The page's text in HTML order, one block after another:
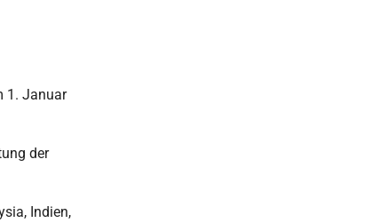
1. Januar
der
Indien,